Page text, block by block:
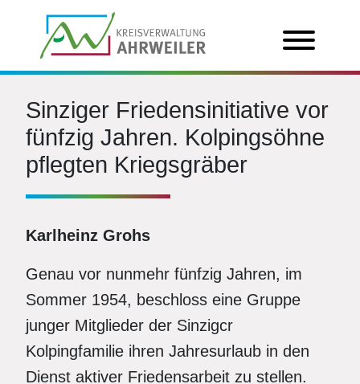
Sinziger Friedensinitiative vor
fünfzig Jahren. Kolpingsöhne
pflegten Kriegsgräber
Karlheinz Grohs
Genau vor nunmehr fünfzig Jahren, im
Sommer 1954, beschloss eine Gruppe
junger Mitglieder der Sinzigcr
Kolpingfamilie ihren Jahresurlaub in den
Dienst aktiver Friedensarbeit zu stellen.